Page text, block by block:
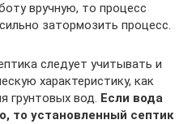
вручную, то процесс
затормозить процесс.
следует учитывать и
характеристику, как
грунтовых вод. Если вода
то установленный септик